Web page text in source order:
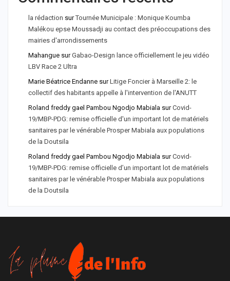
la rédaction surTournée Municipale : Monique Koumba
Malékou epse Moussadji au contact des préoccupations des
mairies d'arrondissements
Mahangue surGabao-Design lance officiellement le jeu vidéo
LBV Race 2 Ultra
Marie Béatrice Endanne surLitige Foncier à Marseille 2: le
collectif des habitants appelle à l'intervention de l'ANUTT
Roland freddy gael Pambou Ngodjo Mabiala surCovid-
19/MBP-PDG: remise officielle d'un important lot de matériels
sanitaires par le vénérable Prosper Mabiala aux populations
de la Doutsila
Roland freddy gael Pambou Ngodjo Mabiala surCovid-
19/MBP-PDG: remise officielle d’un important lot de matériels
sanitaires par le vénérable Prosper Mabiala aux populations
de la Doutsila